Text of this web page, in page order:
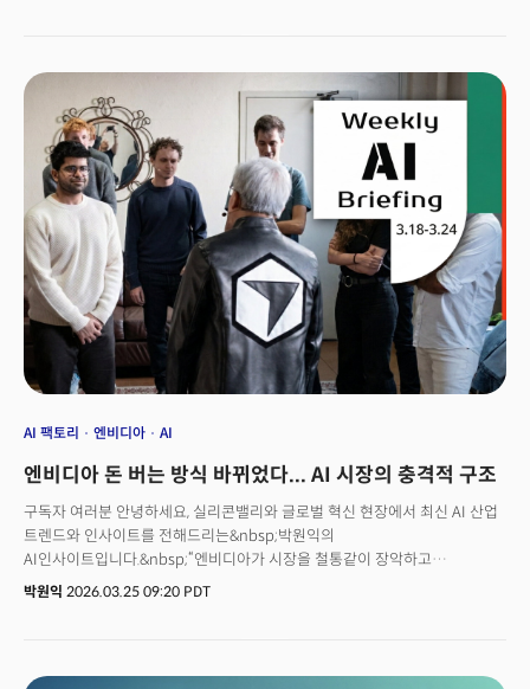
인수였지만, 외형은 라이선스 계약 형식을 취했다. 완전한 인수였다면 독과점
규제 심사를 피할 수 없었을 것이다. 철저히 계산된 전략, 발 빠른 통합작업을
거쳐 엔비디아는 계약 후 단 4개월 만에 그록의 기술을 베라 루빈 추론 스택
(stack, 기술 및 도구의 집합)에 통합한 시스템 컨셉을 GTC 2026에서 선보일
수 있었다.👉엔비디아, 그록 29조원에 흡수… AI 산업 ‘훈련에서 추론
시대로’엔비디아는 왜 200억달러라는 거액을 투자했을까. GPU만으로는
갈수록 복잡해지는 추론 작업량(workload)을 최적의 효율로 처리하기
어렵기 때문이다. 에이전틱 AI 시대의 추론은 두 가지 근본적으로 다른 연산을
요구하고 있다. 이 두 연산을 하나의 하드웨어로 처리하는 것은 구조적으로
비효율적이다. 그록의 LPU는 그중 하나에 특화돼 있었다.
AI 팩토리 엔비디아 AI
엔비디아 돈 버는 방식 바뀌었다... AI 시장의 충격적 구조
구독자 여러분 안녕하세요, 실리콘밸리와 글로벌 혁신 현장에서 최신 AI 산업
트렌드와 인사이트를 전해드리는&nbsp;박원익의
AI인사이트입니다.&nbsp;“엔비디아가 시장을 철통같이 장악하고
있다.”월스트리트저널(WSJ)은 23일(현지시각) 엔비디아가 “소규모
생태계의&nbsp;공급자이자 투자자, 그리고 채권자’라는 유일무이한 지위를
박원익 2026.03.25 09:20 PDT